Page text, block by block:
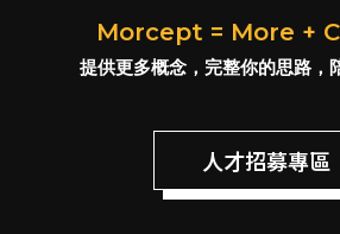
Morcept = More +
提供更多概念，完整你的思路，
人才招募專區